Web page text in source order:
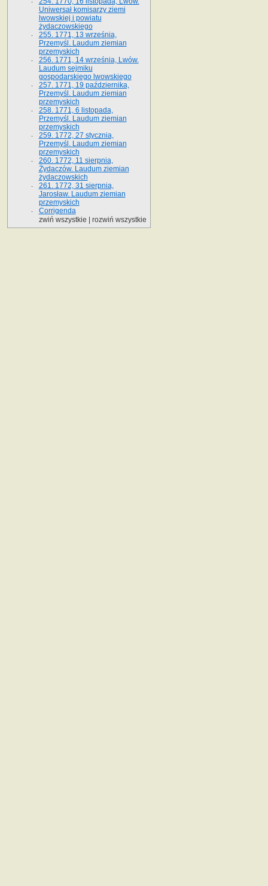
Uniwersał komisarzy ziemi
lwowskiej i powiatu
żydaczowskiego
255. 1771, 13 września,
Przemyśl. Laudum ziemian
przemyskich
256. 1771, 14 września, Lwów.
Laudum sejmiku
gospodarskiego lwowskiego
257. 1771, 19 października,
Przemyśl. Laudum ziemian
przemyskich
258. 1771, 6 listopada,
Przemyśl. Laudum ziemian
przemyskich
259. 1772, 27 stycznia,
Przemyśl. Laudum ziemian
przemyskich
260. 1772, 11 sierpnia,
Żydaczów. Laudum ziemian
żydaczowskich
261. 1772, 31 sierpnia,
Jarosław. Laudum ziemian
przemyskich
Corrigenda
zwiń wszystkie
rozwiń wszystkie